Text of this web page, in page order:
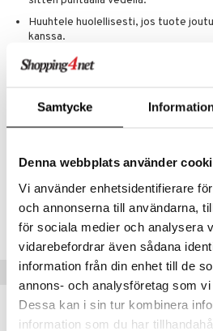
Samtycke
Denna webbplats använder
Vi använder enhetsidentifierare
och annonserna till användarna,
för sociala medier och analysera
vidarebefordrar även sådana
information från din enhet till de
annons- och analysföretag som vi
Dessa kan i sin tur kombinera
information som du har
Huuhtele huolellisesti, jos tuote
kanssa.
Ainesosat
GLUTAMATE, CAPRYLYL/CAPRYL
CRISPUS/CARRAGEENAN, CITRIC
ROSA DAMASCENA FLOWER
Tuotenumero
CNXBM-QX-150-XX-XX
Vinkkejä